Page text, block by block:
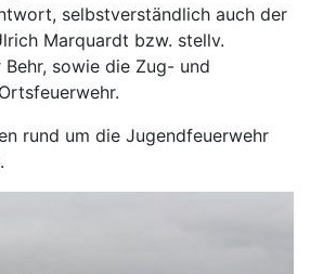
selbstverständlich auch der
Marquardt bzw. stellv.
sowie die Zug- und
rund um die Jugendfeuerwehr